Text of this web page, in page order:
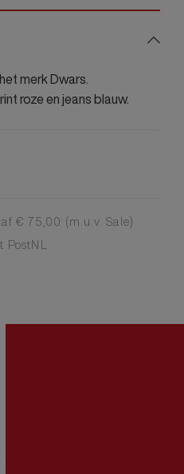
merk Dwars.
roze en jeans blauw.
€ 75,00 (m.u.v. Sale)
PostNL